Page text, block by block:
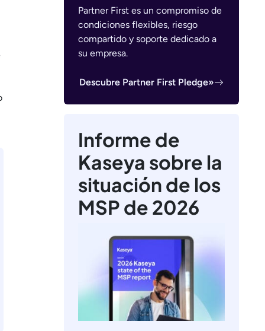
Partner First es un compromiso de
condiciones flexibles, riesgo
compartido y soporte dedicado a
su empresa.
Descubre Partner First Pledge»
Informe de
Kaseya sobre la
situación de los
MSP de 2026